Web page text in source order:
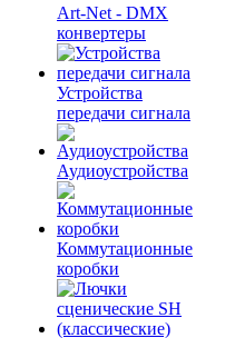
Art-Net - DMX
конвертеры
Устройства
передачи сигнала
Аудиоустройства
Коммутационные
коробки